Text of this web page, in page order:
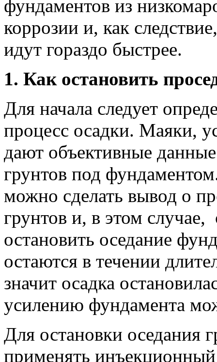
фундаментов из
коррозии и, как
идут гораздо быстрее.
1. Как остановить
Для начала следует
процесс осадки. Маяки,
дают объективные
грунтов под
можно сделать вывод о
грунтов и, в этом случае,
остановить оседание
остаются в течении
значит осадка
усилению фундамента
Для остановки оседания
применять